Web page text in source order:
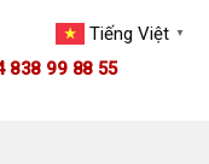
838 99 88 55
Tiếng Việt ▼